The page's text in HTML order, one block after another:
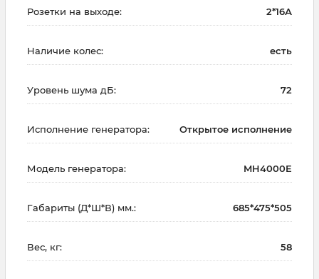
Розетки на выходе: 2*16А
Наличие колес: есть
Уровень шума дБ: 72
Исполнение генератора: Открытое исполнение
Модель генератора: MH4000E
Габариты (Д*Ш*В) мм.: 685*475*505
Вес, кг: 58